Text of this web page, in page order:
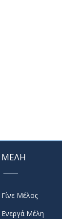
ΜΕΛΗ
Γίνε Μέλος
Ενεργά Μέλη